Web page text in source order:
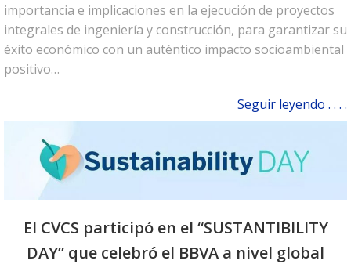
importancia e implicaciones en la ejecución de proyectos
integrales de ingeniería y construcción, para garantizar su
éxito económico con un auténtico impacto socioambiental
positivo…
Seguir leyendo . . . .
El CVCS participó en el “SUSTANTIBILITY
DAY” que celebró el BBVA a nivel global